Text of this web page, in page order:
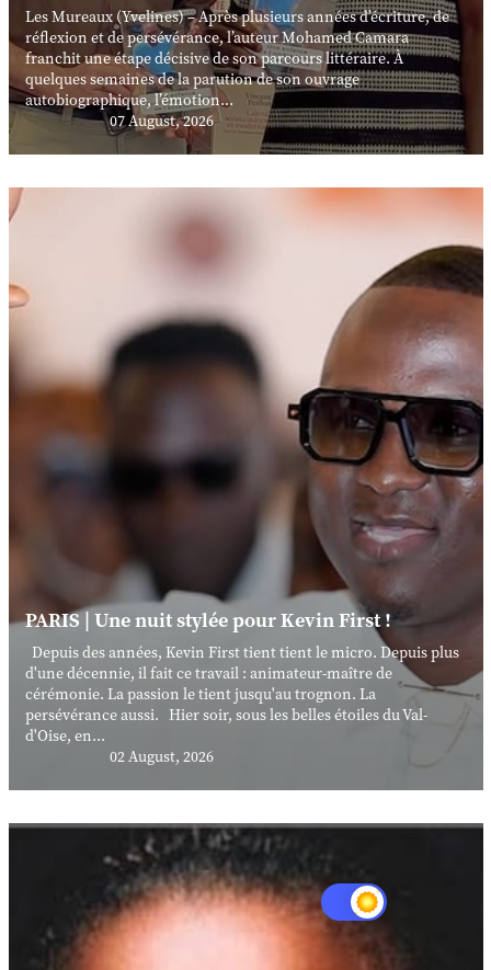
Les Mureaux (Yvelines) – Après plusieurs années d’écriture, de
réflexion et de persévérance, l’auteur Mohamed Camara
franchit une étape décisive de son parcours littéraire. À
quelques semaines de la parution de son ouvrage
autobiographique, l’émotion...
07 August, 2026
PARIS | Une nuit stylée pour Kevin First !
Depuis des années, Kevin First tient tient le micro. Depuis plus
d'une décennie, il fait ce travail : animateur-maître de
cérémonie. La passion le tient jusqu'au trognon. La
persévérance aussi. Hier soir, sous les belles étoiles du Val-
d'Oise, en...
02 August, 2026